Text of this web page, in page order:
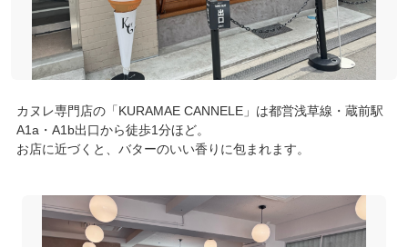
カヌレ専門店の「KURAMAE CANNELE」は都営浅草線・蔵前駅
A1a・A1b出口から徒歩1分ほど。
お店に近づくと、バターのいい香りに包まれます。